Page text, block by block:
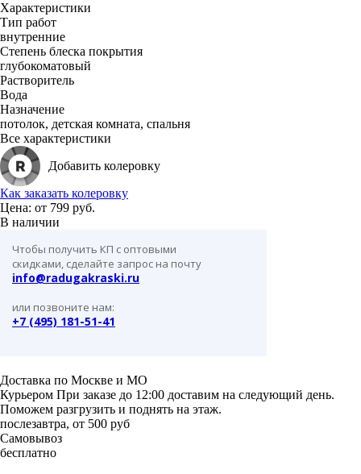
Характеристики
Тип работ
внутренние
Степень блеска покрытия
глубокоматовый
Растворитель
Вода
Назначение
потолок, детская комната, спальня
Все характеристики
Добавить колеровку
Как заказать колеровку
Цена: от 799 руб.
В наличии
Чтобы получить КП с оптовыми
скидками, сделайте запрос на почту
info@radugakraski.ru
или позвоните нам:
+7 (495) 181-51-41
Доставка по Москве и МО
Курьером При заказе до 12:00 доставим на следующий день.
Поможем разгрузить и поднять на этаж.
послезавтра, от 500 руб
Самовывоз
бесплатно